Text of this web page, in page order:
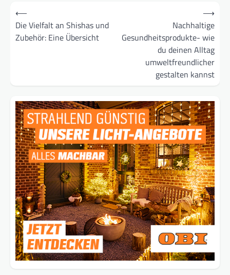
Beitragsnavigation
⟵
Die Vielfalt an Shishas und
Zubehör: Eine Übersicht
Nachhaltige
Gesundheitsprodukte- wie
du deinen Alltag
umweltfreundlicher
gestalten kannst
⟶